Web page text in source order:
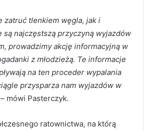
zatruć tlenkiem węgla, jak i
są najczęstszą przyczyną wyjazdów
prowadzimy akcję informacyjną w
z młodzieżą. Te informacje
na ten proceder wypalania
przysparza nam wyjazdów w
– mówi Pasterczyk.
ratownictwa, na którą